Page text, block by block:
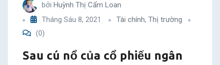
bởi Huỳnh Thị Cẩm Loan
Tháng Sáu 8, 2021
Tài chính, Thị trường
(0)
Sau cú nổ của cổ phiếu ngân